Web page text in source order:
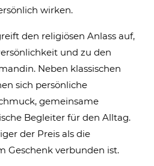
wirken.
den religiösen Anlass auf,
und zu den
Neben klassischen
sich persönliche
gemeinsame
Begleiter für den Alltag.
der Preis als die
Geschenk verbunden ist.